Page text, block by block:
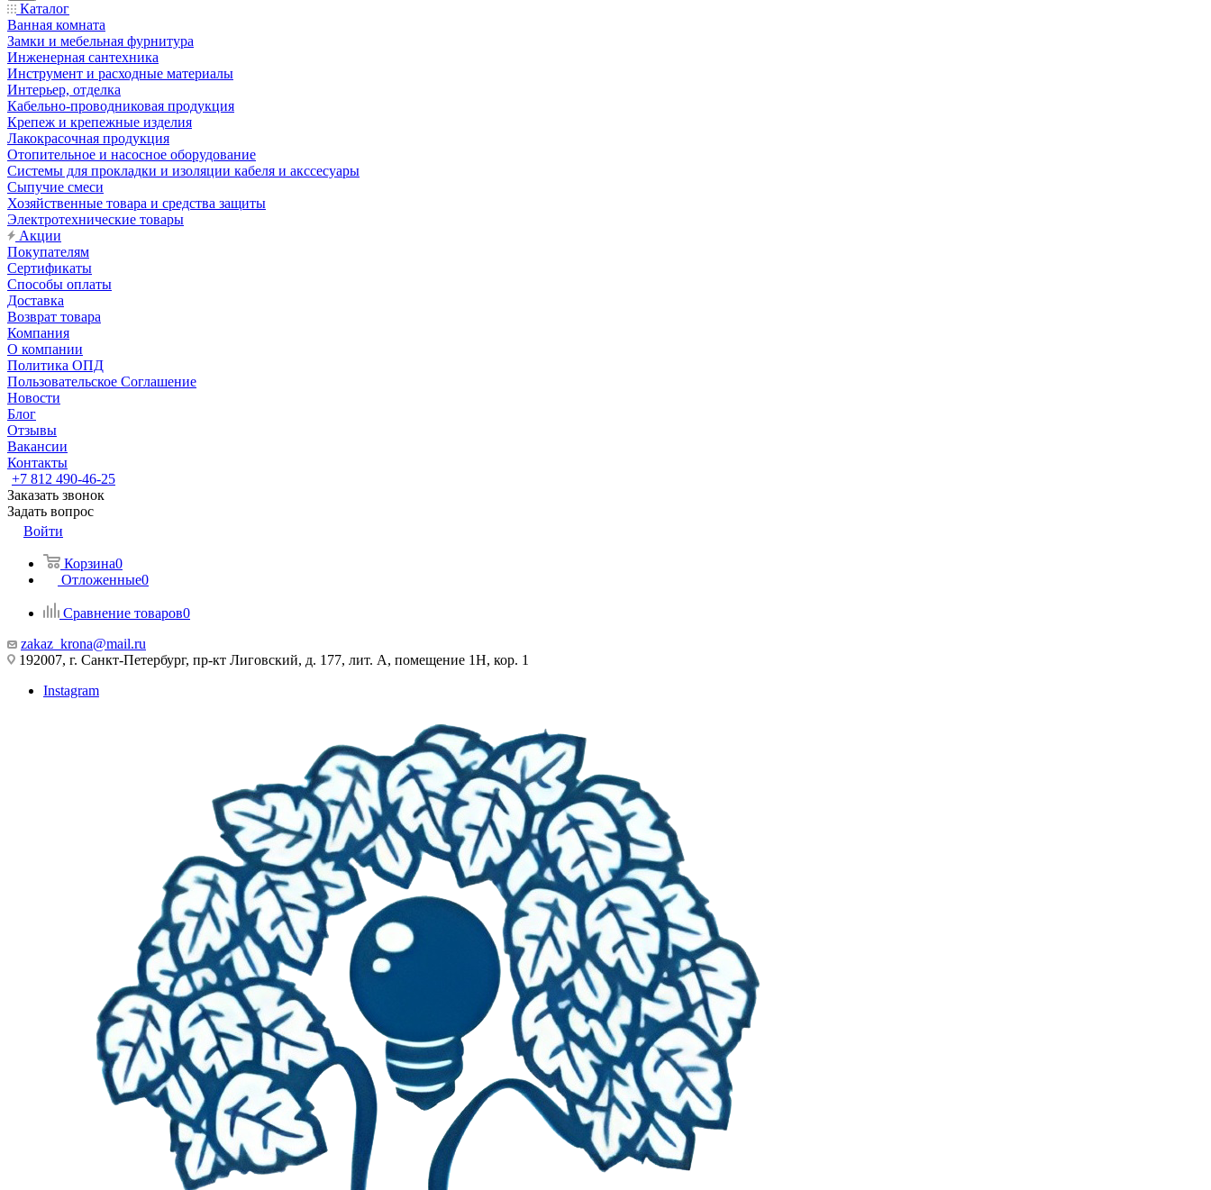
Каталог
Ванная комната
Замки и мебельная фурнитура
Инженерная сантехника
Инструмент и расходные материалы
Интерьер, отделка
Кабельно-проводниковая продукция
Крепеж и крепежные изделия
Лакокрасочная продукция
Отопительное и насосное оборудование
Системы для прокладки и изоляции кабеля и акссесуары
Сыпучие смеси
Хозяйственные товара и средства защиты
Электротехнические товары
Акции
Покупателям
Сертификаты
Способы оплаты
Доставка
Возврат товара
Компания
О компании
Политика ОПД
Пользовательское Соглашение
Новости
Блог
Отзывы
Вакансии
Контакты
+7 812 490-46-25
Заказать звонок
Задать вопрос
Войти
Корзина0
Отложенные0
Сравнение товаров0
zakaz_krona@mail.ru
192007, г. Санкт-Петербург, пр-кт Лиговский, д. 177, лит. А, помещение 1Н, кор. 1
Instagram